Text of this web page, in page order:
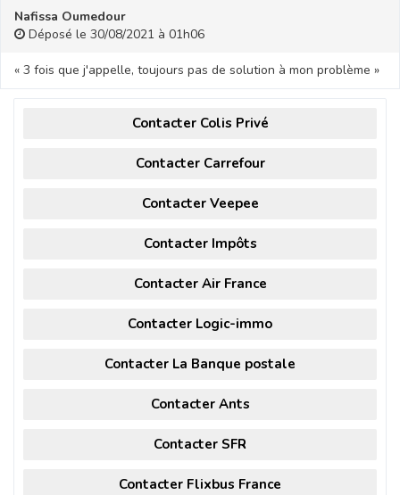
Nafissa Oumedour
Déposé le 30/08/2021 à 01h06
« 3 fois que j'appelle, toujours pas de solution à mon problème »
Contacter Colis Privé
Contacter Carrefour
Contacter Veepee
Contacter Impôts
Contacter Air France
Contacter Logic-immo
Contacter La Banque postale
Contacter Ants
Contacter SFR
Contacter Flixbus France